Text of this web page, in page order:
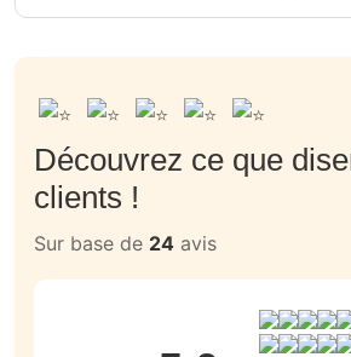
Découvrez ce que
clients !
Sur base de 24 avis